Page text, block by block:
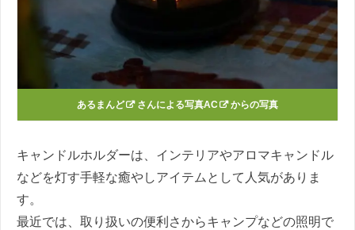
あるまんど さんによる写真AC からの写真
キャンドルホルダーは、インテリアやアロマキャンドル
などを灯す手軽な癒やしアイテムとして人気がありま
す。
最近では、取り扱いの便利さからキャンプなどの照明で